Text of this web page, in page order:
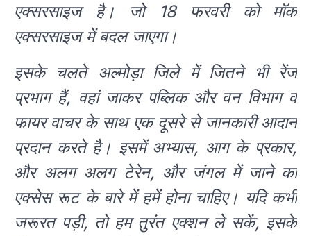
एक्सरसाइज है। जो 18 फरवरी को मॉक
एक्सरसाइज में बदल जाएगा।
इसके चलते अल्मोड़ा जिले में जितने भी रेंज
प्रभाग हैं, वहां जाकर पब्लिक और वन विभाग व
फायर वाचर के साथ एक दूसरे से जानकारी आदान
प्रदान करते है। इसमें अभ्यास, आग के प्रकार,
और अलग अलग टेरेन, और जंगल में जाने का
एक्सेस रूट के बारे में हमें होना चाहिए। यदि कभी
जरूरत पड़ी, तो हम तुरंत एक्शन ले सकें, इसके